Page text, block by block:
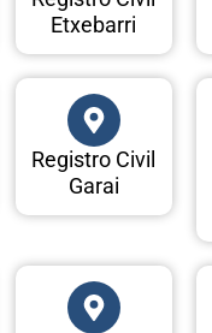
Etxebarri
Registro Civil
Garai